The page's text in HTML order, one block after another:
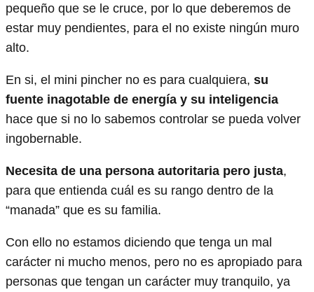
pequeño que se le cruce, por lo que deberemos de
estar muy pendientes, para el no existe ningún muro
alto.
En si, el mini pincher no es para cualquiera, su
fuente inagotable de energía y su inteligencia
hace que si no lo sabemos controlar se pueda volver
ingobernable.
Necesita de una persona autoritaria pero justa,
para que entienda cuál es su rango dentro de la
“manada” que es su familia.
Con ello no estamos diciendo que tenga un mal
carácter ni mucho menos, pero no es apropiado para
personas que tengan un carácter muy tranquilo, ya